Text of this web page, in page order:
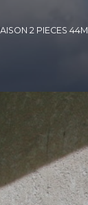
2 PIECES 44M